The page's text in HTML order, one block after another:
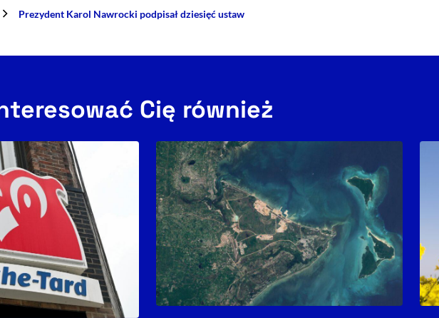
Prezydent Karol Nawrocki podpisał dziesięć ustaw
Cię również